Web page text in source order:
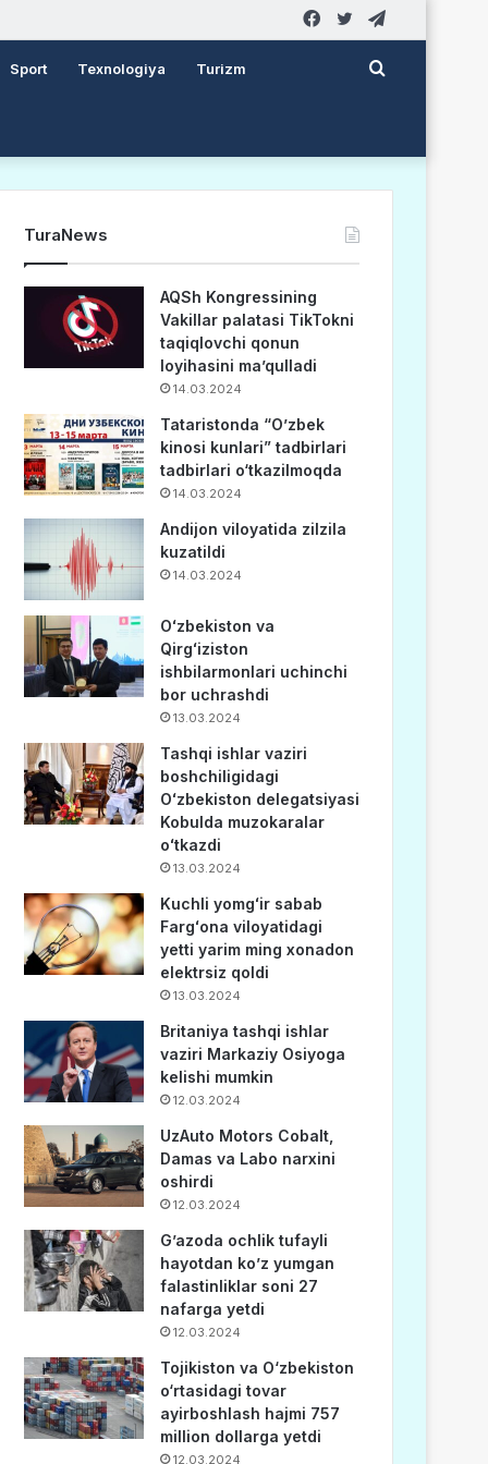
Twitter
Facebook
Sport Texnologiya Turizm Search
TuraNews
AQSh Kongressining
Vakillar palatasi TikTokni
taqiqlovchi qonun
loyihasini ma’qulladi
14.03.2024
Tataristonda “O’zbek
kinosi kunlari” tadbirlari
tadbirlari o‘tkazilmoqda
14.03.2024
Andijon viloyatida zilzila
kuzatildi
14.03.2024
Oʻzbekiston va
Qirgʻiziston
ishbilarmonlari uchinchi
bor uchrashdi
13.03.2024
Tashqi ishlar vaziri
boshchiligidagi
Oʻzbekiston delegatsiyasi
Kobulda muzokaralar
oʻtkazdi
13.03.2024
Kuchli yomgʻir sabab
Fargʻona viloyatidagi
yetti yarim ming xonadon
elektrsiz qoldi
13.03.2024
Britaniya tashqi ishlar
vaziri Markaziy Osiyoga
kelishi mumkin
12.03.2024
UzAuto Motors Cobalt,
Damas va Labo narxini
oshirdi
12.03.2024
G’azoda ochlik tufayli
hayotdan ko’z yumgan
falastinliklar soni 27
nafarga yetdi
12.03.2024
Tojikiston va O‘zbekiston
o‘rtasidagi tovar
ayirboshlash hajmi 757
million dollarga yetdi
12.03.2024